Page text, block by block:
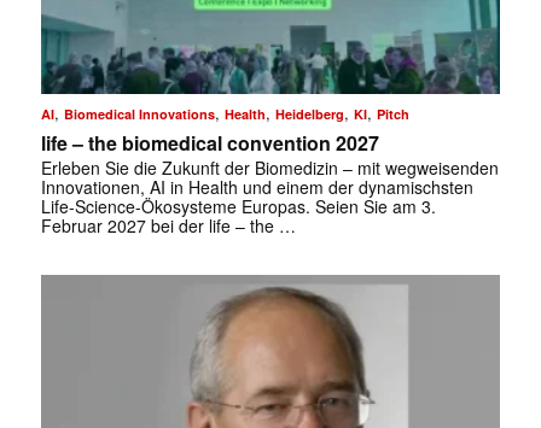
✕
AI, Biomedical Innovations, Health, Heidelberg, KI, Pitch
life – the biomedical convention 2027
Erleben Sie die Zukunft der Biomedizin – mit wegweisenden
Innovationen, AI in Health und einem der dynamischsten
Life-Science-Ökosysteme Europas. Seien Sie am 3.
Februar 2027 bei der life – the …